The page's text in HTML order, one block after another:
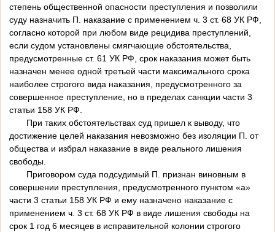
степень общественной опасности преступления и позволили
суду назначить П. наказание с применением ч. 3 ст. 68 УК РФ,
согласно которой при любом виде рецидива преступлений,
если судом установлены смягчающие обстоятельства,
предусмотренные ст. 61 УК РФ, срок наказания может быть
назначен менее одной третьей части максимального срока
наиболее строгого вида наказания, предусмотренного за
совершенное преступление, но в пределах санкции части 3
статьи 158 УК РФ.
При таких обстоятельствах суд пришел к выводу, что
достижение целей наказания невозможно без изоляции П. от
общества и избрал наказание в виде реального лишения
свободы.
Приговором суда подсудимый П. признан виновным в
совершении преступления, предусмотренного пунктом «а»
части 3 статьи 158 УК РФ и ему назначено наказание с
применением ч. 3 ст. 68 УК РФ в виде лишения свободы на
срок 1 год 6 месяцев в исправительной колонии строгого